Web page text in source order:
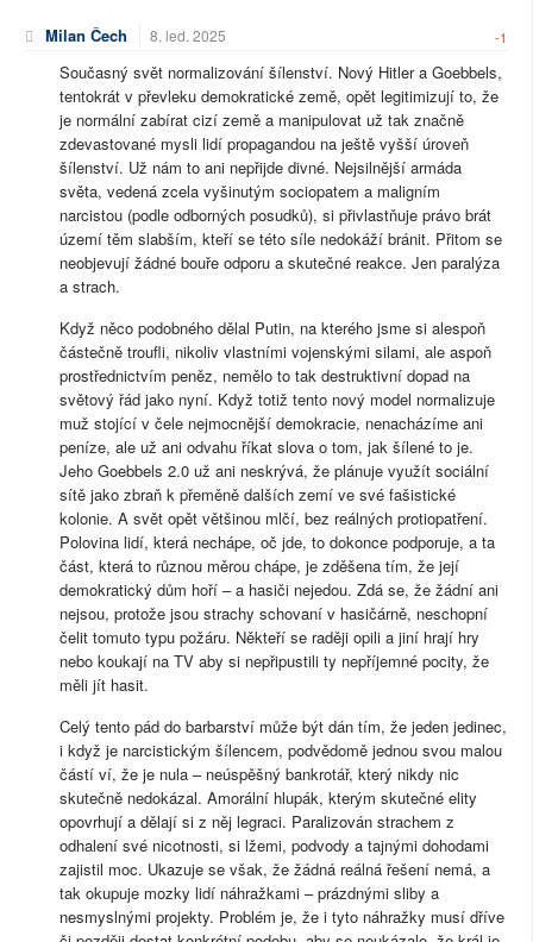
Milan Čech 8. led. 2025 -1
Současný svět normalizování šílenství. Nový Hitler a Goebbels,
tentokrát v převleku demokratické země, opět legitimizují to, že
je normální zabírat cizí země a manipulovat už tak značně
zdevastované mysli lidí propagandou na ještě vyšší úroveň
šílenství. Už nám to ani nepřijde divné. Nejsilnější armáda
světa, vedená zcela vyšinutým sociopatem a maligním
narcistou (podle odborných posudků), si přivlastňuje právo brát
území těm slabším, kteří se této síle nedokáží bránit. Přitom se
neobjevují žádné bouře odporu a skutečné reakce. Jen paralýza
a strach.
Když něco podobného dělal Putin, na kterého jsme si alespoň
částečně troufli, nikoliv vlastními vojenskými silami, ale aspoň
prostřednictvím peněz, nemělo to tak destruktivní dopad na
světový řád jako nyní. Když totiž tento nový model normalizuje
muž stojící v čele nejmocnější demokracie, nenacházíme ani
peníze, ale už ani odvahu říkat slova o tom, jak šílené to je.
Jeho Goebbels 2.0 už ani neskrývá, že plánuje využít sociální
sítě jako zbraň k přeměně dalších zemí ve své fašistické
kolonie. A svět opět většinou mlčí, bez reálných protiopatření.
Polovina lidí, která nechápe, oč jde, to dokonce podporuje, a ta
část, která to různou měrou chápe, je zděšena tím, že její
demokratický dům hoří – a hasiči nejedou. Zdá se, že žádní ani
nejsou, protože jsou strachy schovaní v hasičárně, neschopní
čelit tomuto typu požáru. Někteří se raději opili a jiní hrají hry
nebo koukají na TV aby si nepřipustili ty nepříjemné pocity, že
měli jít hasit.
Celý tento pád do barbarství může být dán tím, že jeden jedinec,
i když je narcistickým šílencem, podvědomě jednou svou malou
částí ví, že je nula – neúspěšný bankrotář, který nikdy nic
skutečně nedokázal. Amorální hlupák, kterým skutečné elity
opovrhují a dělají si z něj legraci. Paralizován strachem z
odhalení své nicotnosti, si lžemi, podvody a tajnými dohodami
zajistil moc. Ukazuje se však, že žádná reálná řešení nemá, a
tak okupuje mozky lidí náhražkami – prázdnými sliby a
nesmyslnými projekty. Problém je, že i tyto náhražky musí dříve